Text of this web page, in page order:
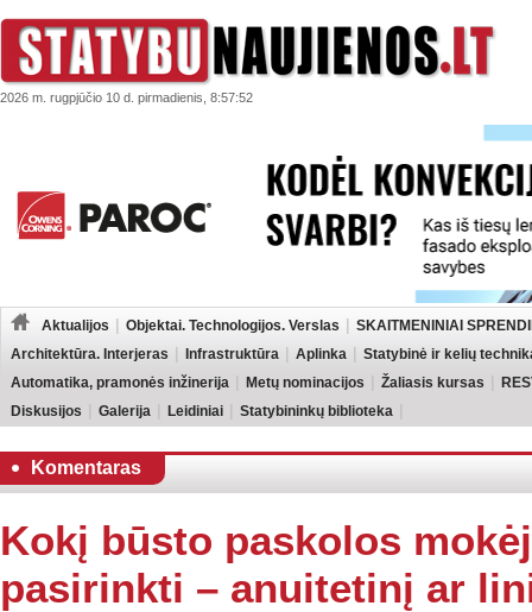
2026 m. rugpjūčio 10 d. pirmadienis, 8:57:52
Aktualijos Objektai. Technologijos. Verslas
SKAITMENINIAI
Architektūra. Interjeras
Infrastruktūra Aplinka
Statybinė ir kelių
Automatika, pramonės inžinerija
Metų nominacijos Žaliasis kursas
Diskusijos
Galerija Leidiniai Statybininkų biblioteka
Komentaras
Kokį būsto paskolos
pasirinkti – anuitetinį ar